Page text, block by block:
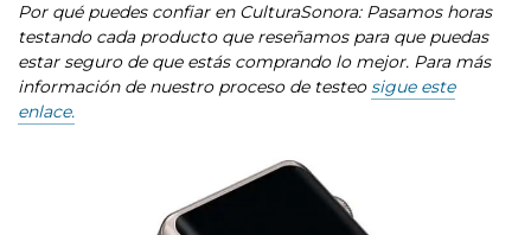
Por qué puedes confiar en CulturaSonora: Pasamos horas
testando cada producto que reseñamos para que puedas
estar seguro de que estás comprando lo mejor. Para más
información de nuestro proceso de testeosigue este
enlace.